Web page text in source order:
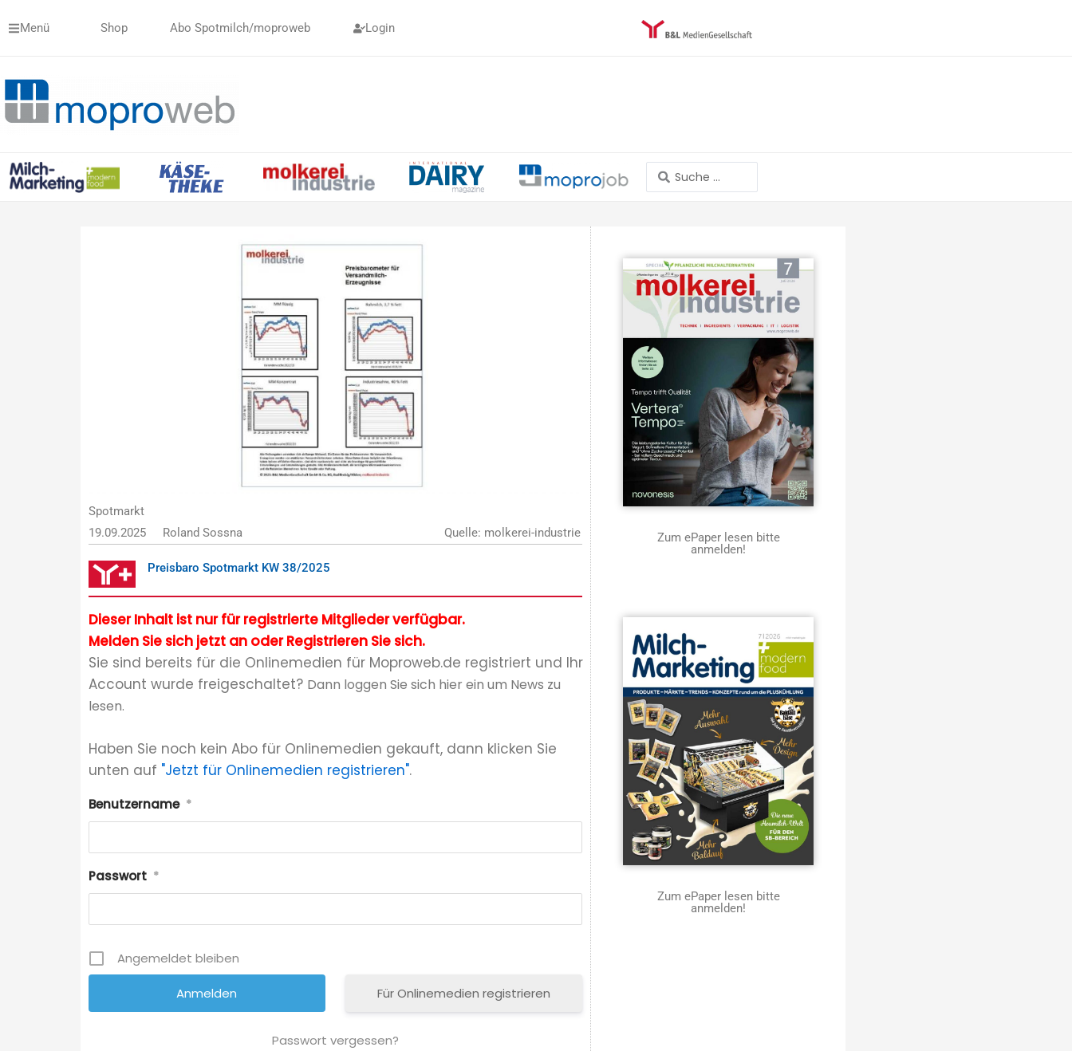
InhaltMenü Shop Abo Spotmilch/moproweb Login
Search
...
Spotmarkt
19.09.2025
Roland Sossna Quelle: molkerei-industrie
Preisbaro Spotmarkt KW 38/2025
Dieser Inhalt ist nur für registrierte Mitglieder verfügbar.
Melden Sie sich jetzt an oder Registrieren Sie sich.
Sie sind bereits für die Onlinemedien für Moproweb.de registriert und Ihr
Account wurde freigeschaltet? Dann loggen Sie sich hier ein um News zu
lesen.
Haben Sie noch kein Abo für Onlinemedien gekauft, dann klicken Sie
unten auf "Jetzt für Onlinemedien registrieren".
Benutzername *
Passwort *
Angemeldet bleiben
Für Onlinemedien registrieren
Passwort vergessen?
Zum ePaper lesen bitte
anmelden!
Zum ePaper lesen bitte
anmelden!